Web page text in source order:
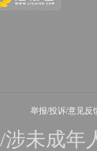
举报/投诉/意见反
未成年